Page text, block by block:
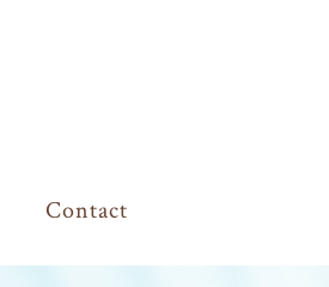
Contact